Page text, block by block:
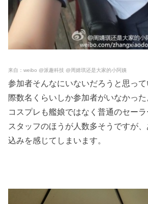
来自：weibo @派趣科技 @周婧琪还是大家的小阿姨
参加者そんなにいないだろうと思っ
際数名くらいしか参加者がいなかった
コスプレも艦娘ではなく普通のセーラ
スタッフのほうが人数多そうですが
込みを感じてしまいます。